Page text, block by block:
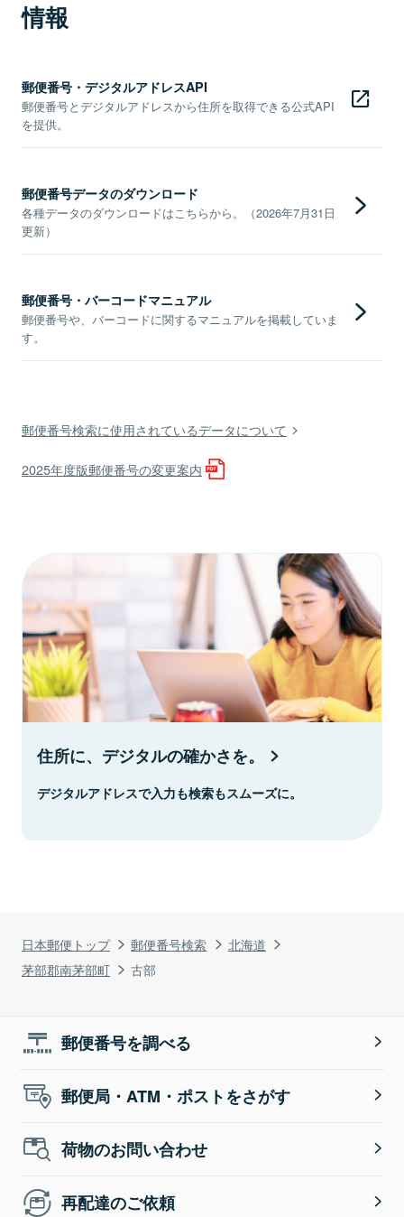
日本郵便トップ 郵便番号検索
北海道
茅部郡南茅部町
古部
情報
郵便番号・デジタルアドレスAPI
郵便番号とデジタルアドレスから住所を取得できる公式API
を提供。
郵便番号データのダウンロード
各種データのダウンロードはこちらから。（2026年7月31日
更新）
郵便番号・バーコードマニュアル
郵便番号や、バーコードに関するマニュアルを掲載していま
す。
郵便番号検索に使用されているデータについて
2025年度版郵便番号の変更案内
住所に、デジタルの確かさを。
デジタルアドレスで入力も検索もスムーズに。
郵便番号を調べる
郵便局・ATM・ポストをさがす
荷物のお問い合わせ
再配達のご依頼